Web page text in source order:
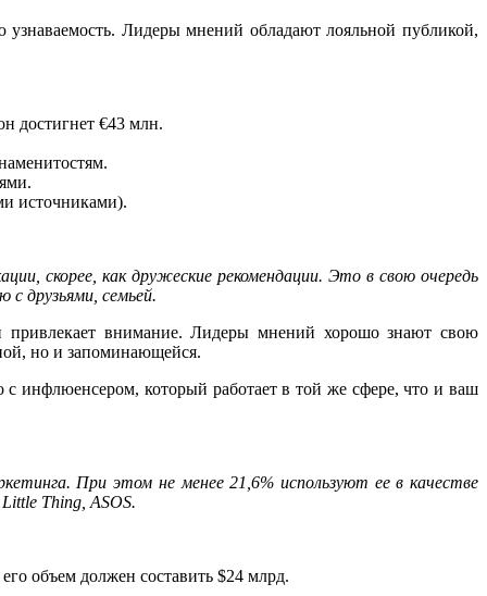
Лидеры мнений обладают лояльной публикой,
достигнет €43 млн.
источниками).
скорее, как дружеские рекомендации. Это в свою очередь
друзьями, семьей.
привлекает внимание. Лидеры мнений хорошо знают свою
но и запоминающейся.
инфлюенсером, который работает в той же сфере, что и ваш
При этом не менее 21,6% используют ее в качестве
Thing, ASOS.
объем должен составить $24 млрд.